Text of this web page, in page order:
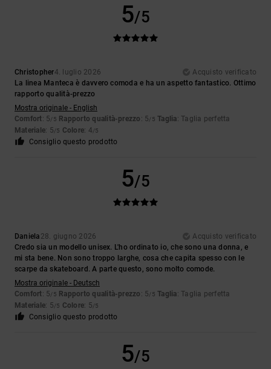
5/5
Christopher4. luglio 2026
Acquisto verificato
La linea Manteca è davvero comoda e ha un aspetto fantastico. Ottimo
rapporto qualità-prezzo
Mostra originale - English
Comfort: 5/5 Rapporto qualità-prezzo : 5/5 Taglia: Taglia perfetta
Materiale: 5/5 Colore: 4/5
Consiglio questo prodotto
5/5
Daniela 28. giugno 2026
Acquisto verificato
Credo sia un modello unisex. L'ho ordinato io, che sono una donna, e
mi sta bene. Non sono troppo larghe, cosa che capita spesso con le
scarpe da skateboard. A parte questo, sono molto comode.
Mostra originale - Deutsch
Comfort: 5/5 Rapporto qualità-prezzo : 5/5 Taglia: Taglia perfetta
Materiale: 5/5 Colore: 5/5
Consiglio questo prodotto
5/5